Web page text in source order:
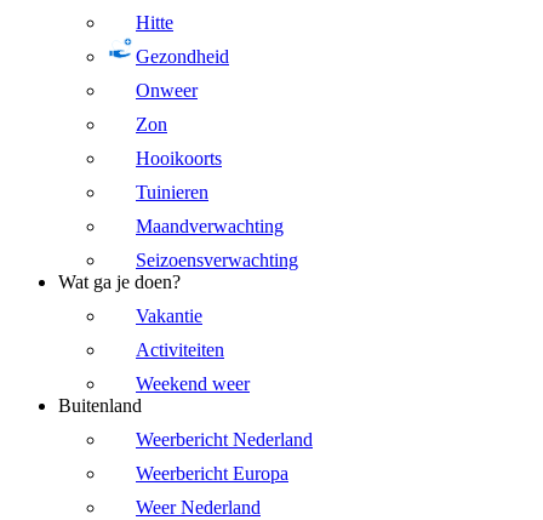
Hitte
Gezondheid
Onweer
Zon
Hooikoorts
Tuinieren
Maandverwachting
Seizoensverwachting
Wat ga je doen?
Vakantie
Activiteiten
Weekend weer
Buitenland
Weerbericht Nederland
Weerbericht Europa
Weer Nederland